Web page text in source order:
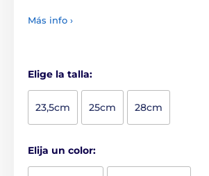
Más info ›
Elige la talla:
23,5cm 25cm 28cm
Elija un color: